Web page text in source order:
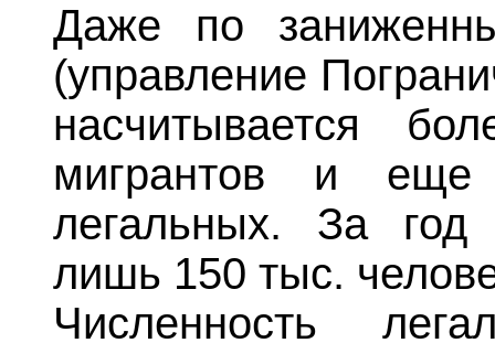
Даже по
(управление
насчитывается
мигрантов и еще
легальных. За год
лишь 150 тыс.
Численность